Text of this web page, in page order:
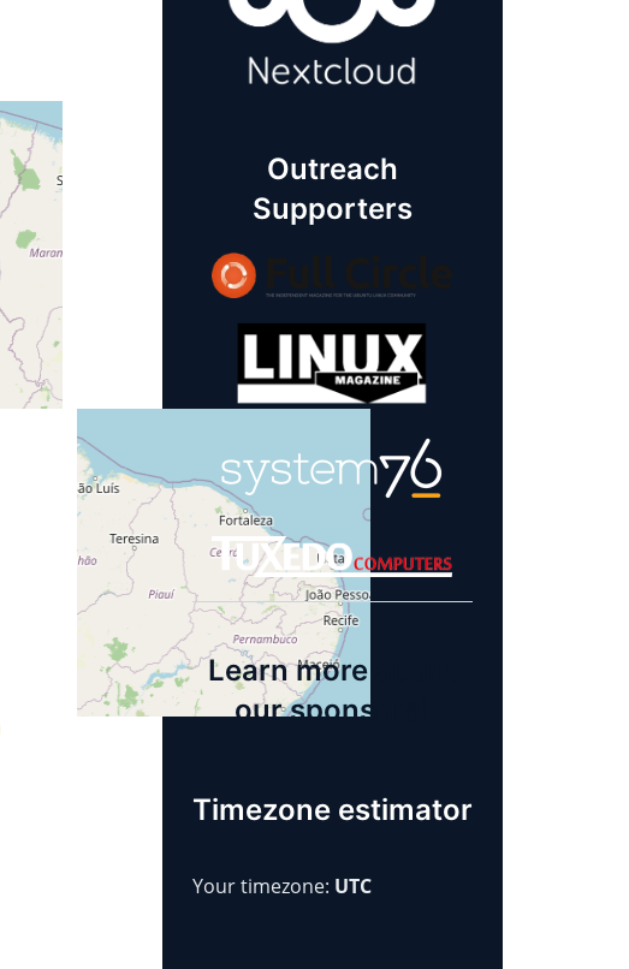
Outreach
Supporters
Learn more about
our sponsors!
Timezone estimator
Your timezone: UTC